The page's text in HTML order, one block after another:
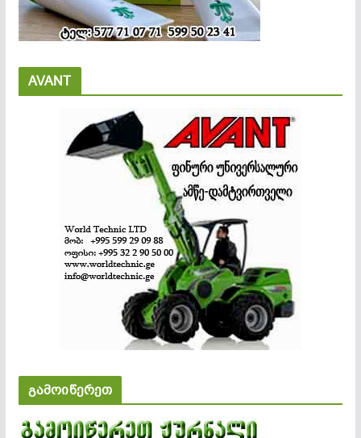
AVANT
გამოიწერეთ